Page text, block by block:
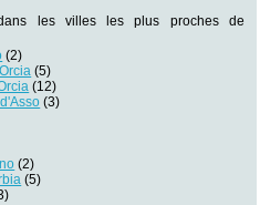
les villes les plus proches de
(2)
(5)
(12)
(3)
(2)
(5)